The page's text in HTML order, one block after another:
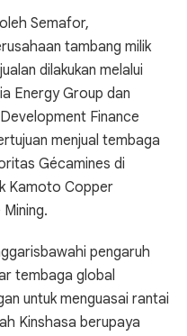
Semafor,
tambang milik
dilakukan melalui
Energy Group dan
Finance
menjual tembaga
Gécamines di
Kamoto Copper
pengaruh
tembaga global
untuk menguasai rantai
Kinshasa berupaya